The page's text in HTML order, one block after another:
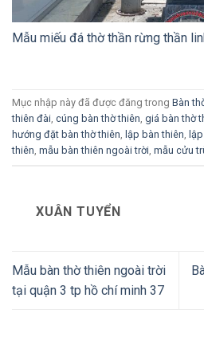
Mẫu miếu đá thờ thần rừng thần
Mục nhập này đã được đăng trong Bàn
thiên đài, cúng bàn thờ thiên, giá bàn thờ
hướng đặt bàn thờ thiên, lập bàn thiên,
thiên, mẫu bàn thiên ngoài trời, mẫu cửu
XUÂN TUYỂN
Mẫu bàn thờ thiên ngoài trời
tại quận 3 tp hồ chí minh 37